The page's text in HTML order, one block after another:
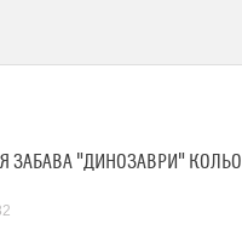
ЗАБАВА "ДИНОЗАВРИ"